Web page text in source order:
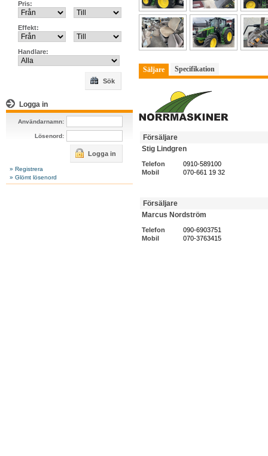
Pris:
Effekt:
Handlare:
Sök
Logga in
Användarnamn:
Lösenord:
Logga in
» Registrera
» Glömt lösenord
Säljare Specifikation
Försäljare
Stig Lindgren
Telefon
0910-589100
Mobil
070-661 19 32
Försäljare
Marcus Nordström
Telefon
090-6903751
Mobil
070-3763415